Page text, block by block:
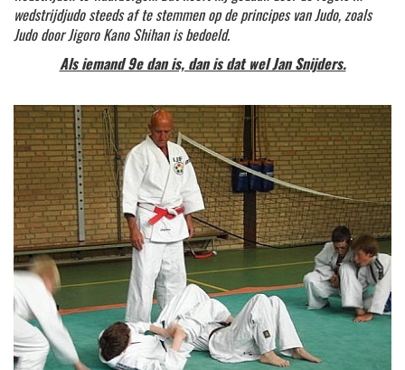
wedstrijdjudo steeds af te stemmen op de principes van Judo, zoals
Judo door Jigoro Kano Shihan is bedoeld.
Als iemand 9e dan is, dan is dat wel Jan Snijders.